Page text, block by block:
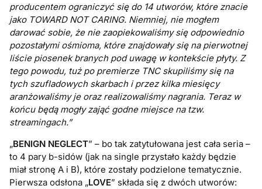
producentem ograniczyć się do 14 utworów, które znacie
jako TOWARD NOT CARING. Niemniej, nie mogłem
darować sobie, że nie zaopiekowaliśmy się odpowiednio
pozostałymi ośmioma, które znajdowały się na pierwotnej
liście piosenek branych pod uwagę w kontekście płyty. Z
tego powodu, tuż po premierze TNC skupiliśmy się na
tych szufladowych skarbach i przez kilka miesięcy
aranżowaliśmy je oraz realizowaliśmy nagrania. Teraz w
końcu będą mogły zająć godne miejsce na tzw.
streamingach.”
„BENIGN NEGLECT” – bo tak zatytułowana jest cała seria –
to 4 pary b-sidów (jak na single przystało każdy będzie
miał stronę A i B), które zostały podzielone tematycznie.
Pierwsza odsłona „LOVE” składa się z dwóch utworów: